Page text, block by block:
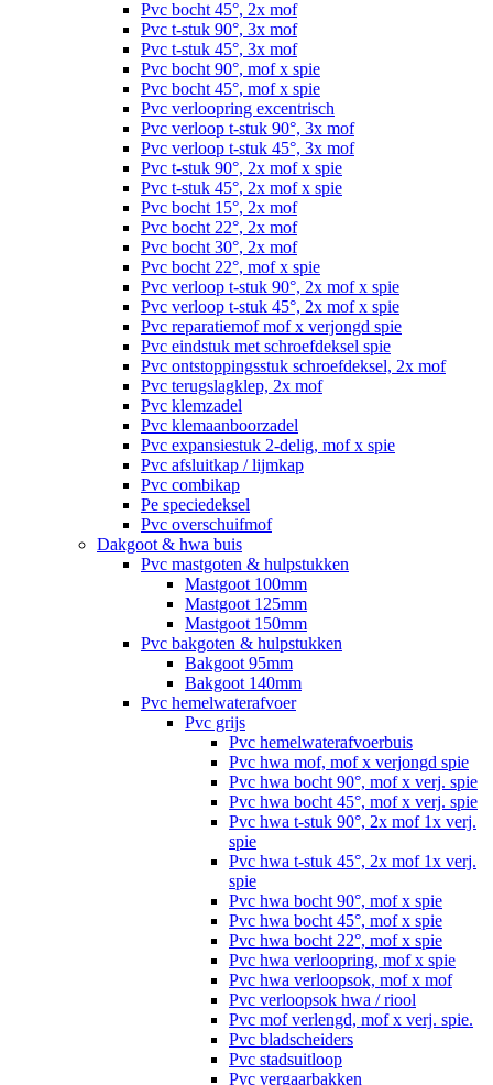
Pvc bocht 45°, 2x mof
Pvc t-stuk 90°, 3x mof
Pvc t-stuk 45°, 3x mof
Pvc bocht 90°, mof x spie
Pvc bocht 45°, mof x spie
Pvc verloopring excentrisch
Pvc verloop t-stuk 90°, 3x mof
Pvc verloop t-stuk 45°, 3x mof
Pvc t-stuk 90°, 2x mof x spie
Pvc t-stuk 45°, 2x mof x spie
Pvc bocht 15°, 2x mof
Pvc bocht 22°, 2x mof
Pvc bocht 30°, 2x mof
Pvc bocht 22°, mof x spie
Pvc verloop t-stuk 90°, 2x mof x spie
Pvc verloop t-stuk 45°, 2x mof x spie
Pvc reparatiemof mof x verjongd spie
Pvc eindstuk met schroefdeksel spie
Pvc ontstoppingsstuk schroefdeksel, 2x mof
Pvc terugslagklep, 2x mof
Pvc klemzadel
Pvc klemaanboorzadel
Pvc expansiestuk 2-delig, mof x spie
Pvc afsluitkap / lijmkap
Pvc combikap
Pe speciedeksel
Pvc overschuifmof
Dakgoot & hwa buis
Pvc mastgoten & hulpstukken
Mastgoot 100mm
Mastgoot 125mm
Mastgoot 150mm
Pvc bakgoten & hulpstukken
Bakgoot 95mm
Bakgoot 140mm
Pvc hemelwaterafvoer
Pvc grijs
Pvc hemelwaterafvoerbuis
Pvc hwa mof, mof x verjongd spie
Pvc hwa bocht 90°, mof x verj. spie
Pvc hwa bocht 45°, mof x verj. spie
Pvc hwa t-stuk 90°, 2x mof 1x verj.
spie
Pvc hwa t-stuk 45°, 2x mof 1x verj.
spie
Pvc hwa bocht 90°, mof x spie
Pvc hwa bocht 45°, mof x spie
Pvc hwa bocht 22°, mof x spie
Pvc hwa verloopring, mof x spie
Pvc hwa verloopsok, mof x mof
Pvc verloopsok hwa / riool
Pvc mof verlengd, mof x verj. spie.
Pvc bladscheiders
Pvc stadsuitloop
Pvc vergaarbakken